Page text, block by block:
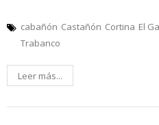
cabañón Castañón Cortina El
Trabanco
Leer más...